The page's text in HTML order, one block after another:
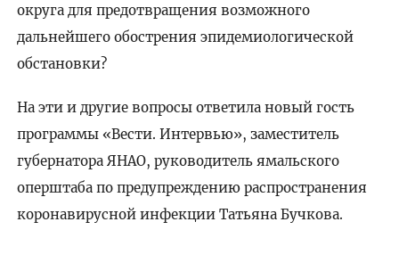
округа для предотвращения возможного
дальнейшего обострения эпидемиологической
обстановки?
На эти и другие вопросы ответила новый гость
программы «Вести. Интервью», заместитель
губернатора ЯНАО, руководитель ямальского
оперштаба по предупреждению распространения
коронавирусной инфекции Татьяна Бучкова.